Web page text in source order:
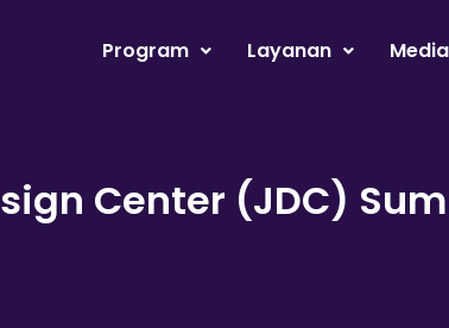
Program Layanan Media
Center (JDC)